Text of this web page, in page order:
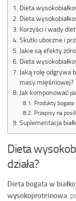
Dieta
Dieta
Korzyści i wady
Skutki uboczne i
Jakie są efekty
Dieta
Jaką rolę odgrywa
masy mięśniowej?
Jak komponować
Produkty bogate
Przepisy na
Suplementacja
Dieta
działa?
Dieta bogata w białko
wysokoproteinowa,